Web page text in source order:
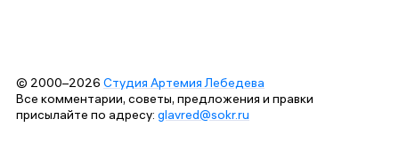
© 2000–2026 Студия Артемия Лебедева
Все комментарии, советы, предложения и правки
присылайте по адресу: glavred@sokr.ru